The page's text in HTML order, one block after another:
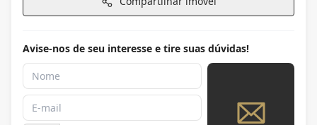
Avise-nos de seu interesse e tire suas dúvidas!